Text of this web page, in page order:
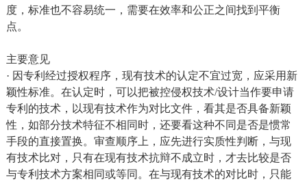
度，标准也不容易统一，需要在效率和公正之间找到平衡
点。
主要意见
· 因专利经过授权程序，现有技术的认定不宜过宽，应采用新
颖性标准。在认定时，可以把被控侵权技术/设计当作要申请
专利的技术，以现有技术作为对比文件，看其是否具备新颖
性，如部分技术特征不相同时，还要看这种不同是否是惯常
手段的直接置换。审查顺序上，应先进行实质性判断，与现
有技术比对，只有在现有技术抗辩不成立时，才去比较是否
与专利技术方案相同或等同。在与现有技术的对比时，只能